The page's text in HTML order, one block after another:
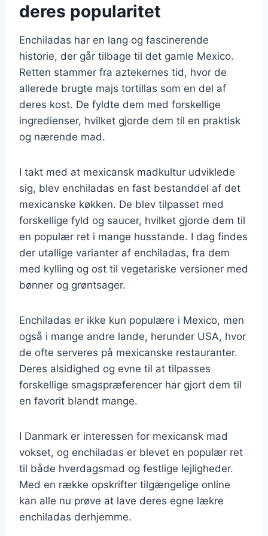
deres popularitet
Enchiladas har en lang og fascinerende
historie, der går tilbage til det gamle Mexico.
Retten stammer fra aztekernes tid, hvor de
allerede brugte majs tortillas som en del af
deres kost. De fyldte dem med forskellige
ingredienser, hvilket gjorde dem til en praktisk
og nærende mad.
I takt med at mexicansk madkultur udviklede
sig, blev enchiladas en fast bestanddel af det
mexicanske køkken. De blev tilpasset med
forskellige fyld og saucer, hvilket gjorde dem til
en populær ret i mange husstande. I dag findes
der utallige varianter af enchiladas, fra dem
med kylling og ost til vegetariske versioner med
bønner og grøntsager.
Enchiladas er ikke kun populære i Mexico, men
også i mange andre lande, herunder USA, hvor
de ofte serveres på mexicanske restauranter.
Deres alsidighed og evne til at tilpasses
forskellige smagspræferencer har gjort dem til
en favorit blandt mange.
I Danmark er interessen for mexicansk mad
vokset, og enchiladas er blevet en populær ret
til både hverdagsmad og festlige lejligheder.
Med en række opskrifter tilgængelige online
kan alle nu prøve at lave deres egne lækre
enchiladas derhjemme.